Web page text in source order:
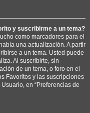
y suscribirme a un tema?
como marcadores para el
una actualización. A partir
a un tema. Usted puede
Al suscribirte, sin
de un tema, o foro en el
Favoritos y las suscripciones
en “Preferencias de